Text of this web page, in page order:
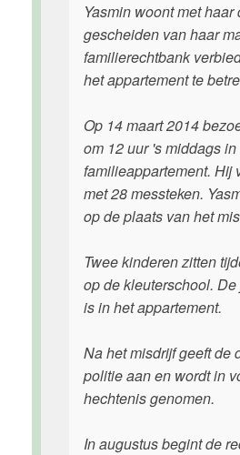
Yasmin woont met
gescheiden van haar
familierechtbank
het appartement te
Op 14 maart 2014
om 12 uur 's middags in
familieappartement. Hij
met 28 messteken.
op de plaats van het
Twee kinderen zitten
op de kleuterschool.
is in het appartement.
Na het misdrijf geeft de
politie aan en wordt in
hechtenis genomen.
In augustus begint de